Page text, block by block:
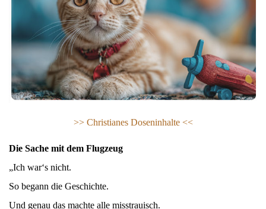
>> Christianes Doseninhalte <<
Die Sache mit dem Flugzeug
„Ich war‘s nicht.
So begann die Geschichte.
Und genau das machte alle misstrauisch.